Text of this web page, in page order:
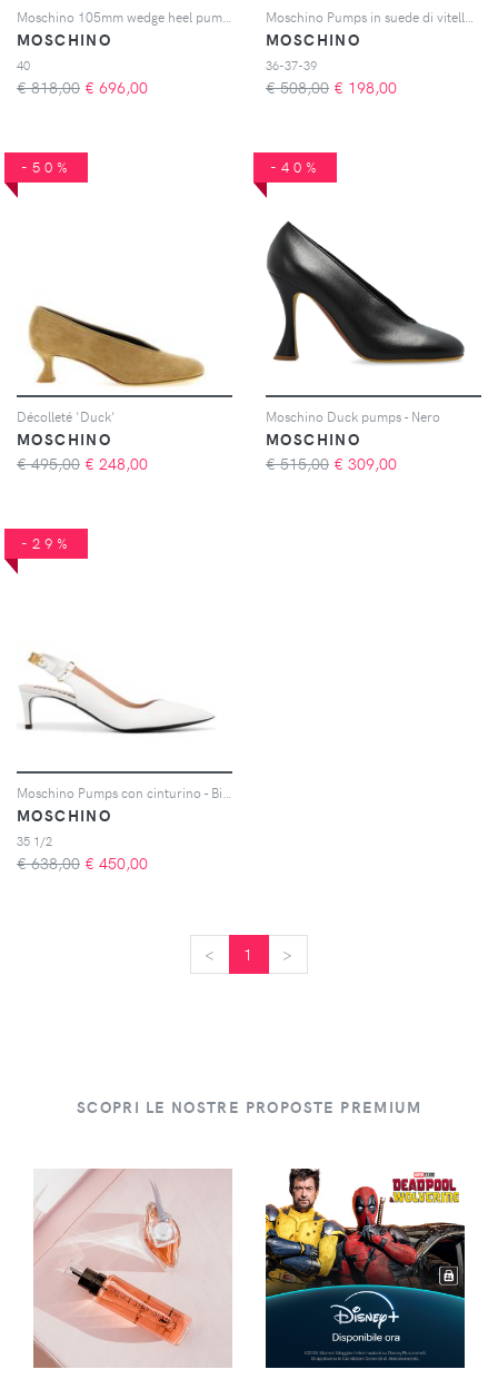
MOSCHINO
40
€ 818,00 € 696,00
MOSCHINO
36-37-39
€ 508,00 € 198,00
-50%
Décolleté 'Duck'
MOSCHINO
€ 495,00 € 248,00
-40%
Moschino Duck pumps - Nero
MOSCHINO
€ 515,00 € 309,00
-29%
MOSCHINO
35 1/2
€ 638,00 € 450,00
< 1 >
SCOPRI LE NOSTRE PROPOSTE PREMIUM